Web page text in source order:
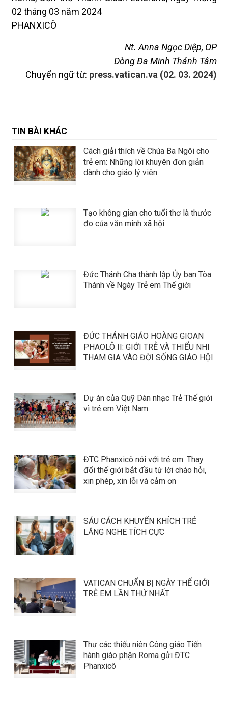
02 tháng 03 năm 2024
PHANXICÔ
Nt. Anna Ngọc Diệp, OP
Dòng Đa Minh Thánh Tâm
Chuyển ngữ từ: press.vatican.va (02. 03. 2024)
TIN BÀI KHÁC
Cách giải thích về Chúa Ba Ngôi cho
trẻ em: Những lời khuyên đơn giản
dành cho giáo lý viên
Tạo không gian cho tuổi thơ là thước
đo của văn minh xã hội
​​​​​​​Đức Thánh Cha thành lập Ủy ban Tòa
Thánh về Ngày Trẻ em Thế giới
​​​​​​​ĐỨC THÁNH GIÁO HOÀNG GIOAN
PHAOLÔ II: GIỚI TRẺ VÀ THIẾU NHI
THAM GIA VÀO ĐỜI SỐNG GIÁO HỘI
Dự án của Quỹ Dàn nhạc Trẻ Thế giới
vì trẻ em Việt Nam
ĐTC Phanxicô nói với trẻ em: Thay
đổi thế giới bắt đầu từ lời chào hỏi,
xin phép, xin lỗi và cảm ơn
SÁU CÁCH KHUYẾN KHÍCH TRẺ
LẮNG NGHE TÍCH CỰC
VATICAN CHUẨN BỊ NGÀY THẾ GIỚI
TRẺ EM LẦN THỨ NHẤT
Thư các thiếu niên Công giáo Tiến
hành giáo phận Roma gửi ĐTC
Phanxicô